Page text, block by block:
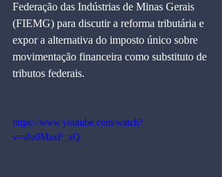
Federação das Indústrias de Minas Gerais
(FIEMG) para discutir a reforma tributária e
expor a alternativa do imposto único sobre
movimentação financeira como substituto de
tributos federais.
https://www.youtube.com/watch?
v=s8z0MaxF_xQ